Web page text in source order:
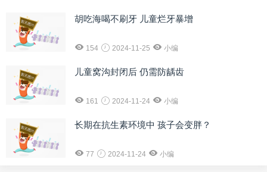
胡吃海喝不刷牙 儿童烂牙暴增
154 2024-11-25 小编
儿童窝沟封闭后 仍需防龋齿
161 2024-11-24 小编
长期在抗生素环境中 孩子会变胖？
77 2024-11-24 小编